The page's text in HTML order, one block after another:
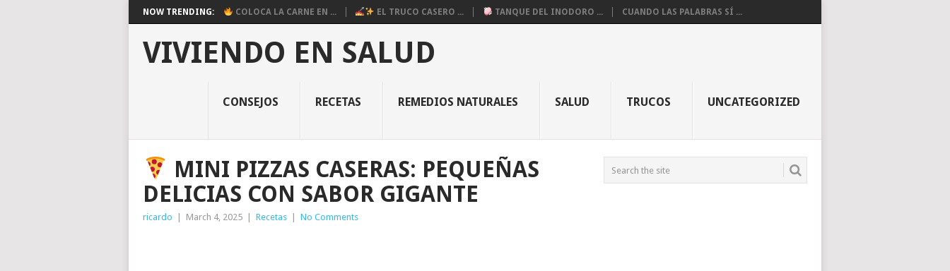
NOW TRENDING: COLOCA LA CARNE EN ... EL TRUCO CASERO ... TANQUE DEL INODORO ... CUANDO LAS PALABRAS SÍ ...
VIVIENDO EN SALUD
CONSEJOS RECETAS REMEDIOS NATURALES SALUD TRUCOS UNCATEGORIZED
MINI PIZZAS CASERAS: PEQUEÑAS
DELICIAS CON SABOR GIGANTE
ricardo March 4, 2025 Recetas No Comments